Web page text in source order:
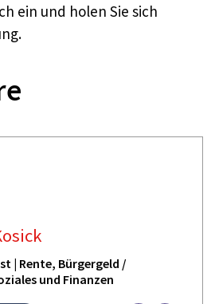
ein und holen Sie sich
| Rente, Bürgergeld /
und Finanzen